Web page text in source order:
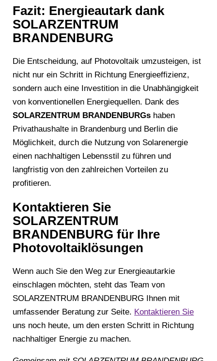
Fazit: Energieautark dank
SOLARZENTRUM
BRANDENBURG
Die Entscheidung, auf Photovoltaik umzusteigen, ist
nicht nur ein Schritt in Richtung Energieeffizienz,
sondern auch eine Investition in die Unabhängigkeit
von konventionellen Energiequellen. Dank des
SOLARZENTRUM BRANDENBURGs haben
Privathaushalte in Brandenburg und Berlin die
Möglichkeit, durch die Nutzung von Solarenergie
einen nachhaltigen Lebensstil zu führen und
langfristig von den zahlreichen Vorteilen zu
profitieren.
Kontaktieren Sie
SOLARZENTRUM
BRANDENBURG für Ihre
Photovoltaiklösungen
Wenn auch Sie den Weg zur Energieautarkie
einschlagen möchten, steht das Team von
SOLARZENTRUM BRANDENBURG Ihnen mit
umfassender Beratung zur Seite. Kontaktieren Sie
uns noch heute, um den ersten Schritt in Richtung
nachhaltiger Energie zu machen.